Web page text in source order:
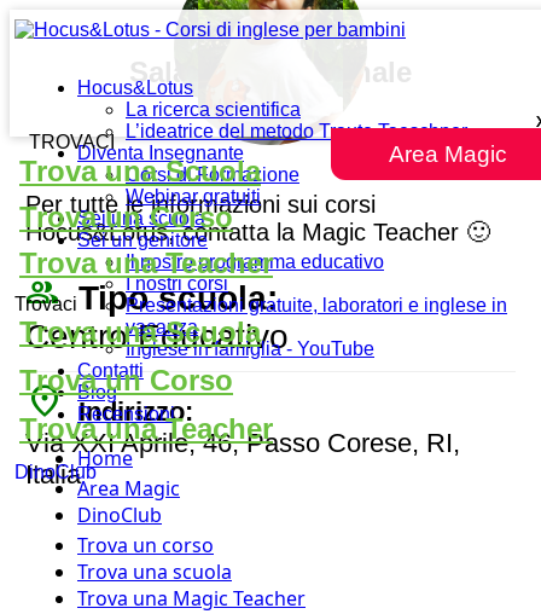
Hocus&Lotus
La ricerca scientifica
L’ideatrice del metodo Traute Taeschner
Diventa Insegnante
Corsi di Formazione
Webinar gratuiti
Sei una scuola
Sei un genitore
Il nostro programma educativo
I nostri corsi
Presentazioni gratuite, laboratori e inglese in
vacanza
Inglese in famiglia - YouTube
Contatti
Blog
Recensioni
Home
Area Magic
DinoClub
Trova un corso
Trova una scuola
Trova una Magic Teacher
Area Magic
TROVACI
Trova una Scuola
Trova un Corso
Trova una Teacher
Trovaci
Trova una Scuola
Trova un Corso
Trova una Teacher
DinoClub
Sala multifunzionale
Per tutte le informazioni sui corsi
Hocus&Lotus, contatta la Magic Teacher 🙂
people_outline Tipo scuola:
Centro Educativo
place Indirizzo:
Via XXI Aprile, 46, Passo Corese, RI,
Italia